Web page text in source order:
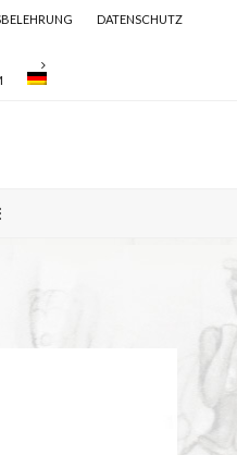
DATENSCHUTZ